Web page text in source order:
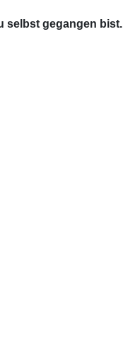
selbst gegangen bist.